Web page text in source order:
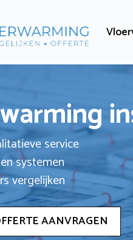
service
systemen
vergelijken
AANVRAGEN